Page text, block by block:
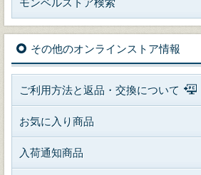
モンベルストア検索
その他のオンラインストア情報
ご利用方法と返品・交換について
お気に入り商品
入荷通知商品